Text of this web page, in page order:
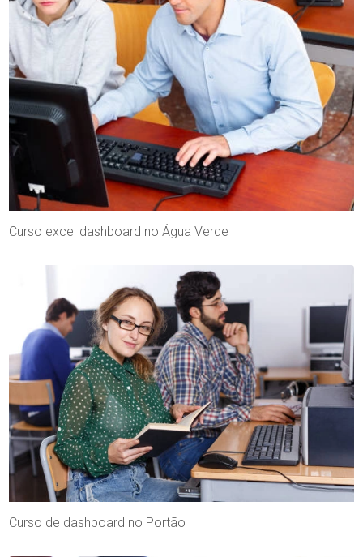
Curso excel dashboard no Água Verde
Curso de dashboard no Portão